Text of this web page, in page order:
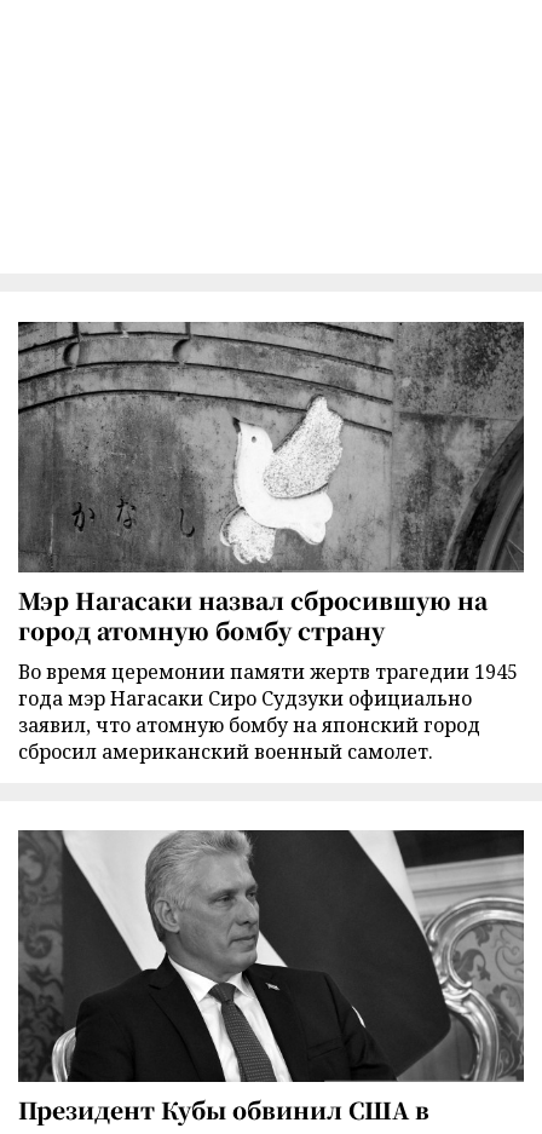
Мэр Нагасаки назвал сбросившую на
город атомную бомбу страну
Во время церемонии памяти жертв трагедии 1945
года мэр Нагасаки Сиро Судзуки официально
заявил, что атомную бомбу на японский город
сбросил американский военный самолет.
Президент Кубы обвинил США в